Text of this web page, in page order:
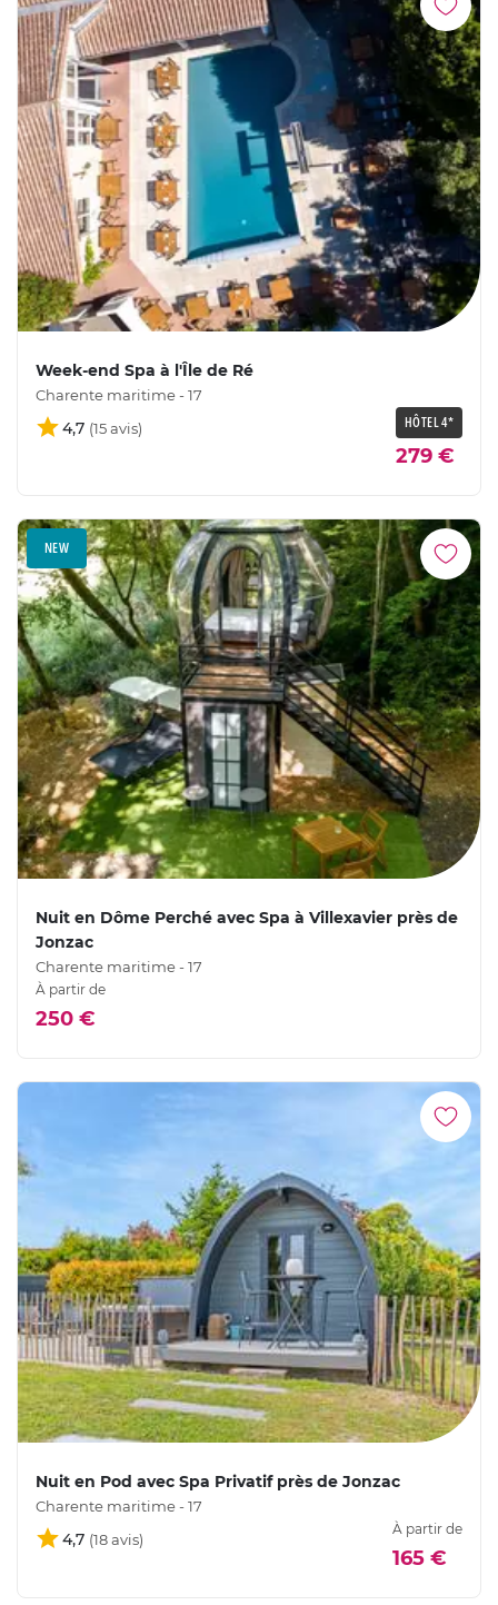
Week-end Spa à l'Île de Ré
Charente maritime - 17
4,7 HÔTEL 4*
279 €
NEW
Nuit en Dôme Perché avec Spa à Villexavier près de
Jonzac
Charente maritime - 17
À partir de
250 €
Nuit en Pod avec Spa Privatif près de Jonzac
Charente maritime - 17
4,7
À partir de
165 €